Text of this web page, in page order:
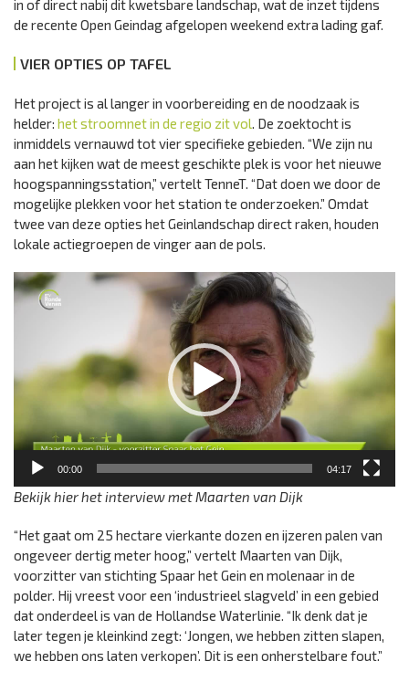
in of direct nabij dit kwetsbare landschap, wat de inzet tijdens
de recente Open Geindag afgelopen weekend extra lading gaf.
VIER OPTIES OP TAFEL
Het project is al langer in voorbereiding en de noodzaak is
helder: het stroomnet in de regio zit vol. De zoektocht is
inmiddels vernauwd tot vier specifieke gebieden. “We zijn nu
aan het kijken wat de meest geschikte plek is voor het nieuwe
hoogspanningsstation,” vertelt TenneT. “Dat doen we door de
mogelijke plekken voor het station te onderzoeken.” Omdat
twee van deze opties het Geinlandschap direct raken, houden
lokale actiegroepen de vinger aan de pols.
Videospeler
00:00 04:17
Bekijk hier het interview met Maarten van Dijk
“Het gaat om 25 hectare vierkante dozen en ijzeren palen van
ongeveer dertig meter hoog,” vertelt Maarten van Dijk,
voorzitter van stichting Spaar het Gein en molenaar in de
polder. Hij vreest voor een ‘industrieel slagveld’ in een gebied
dat onderdeel is van de Hollandse Waterlinie. “Ik denk dat je
later tegen je kleinkind zegt: ‘Jongen, we hebben zitten slapen,
we hebben ons laten verkopen’. Dit is een onherstelbare fout.”